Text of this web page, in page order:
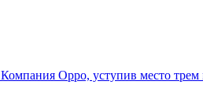
Компания Oppo, уступив место